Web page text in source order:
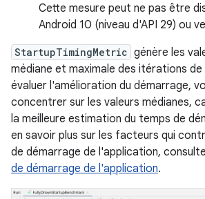
Cette mesure peut ne pas être
Android 10 (niveau d'API 29) ou
StartupTimingMetric génère les
médiane et maximale des itérations
évaluer l'amélioration du démarrage,
concentrer sur les valeurs médianes,
la meilleure estimation du temps de
en savoir plus sur les facteurs qui
de démarrage de l'application,
de démarrage de l'application.